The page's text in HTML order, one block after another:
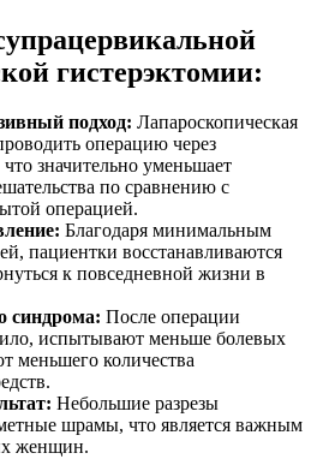
гистерэктомии:
подход: Лапароскопическая
операцию через
значительно уменьшает
по сравнению с
операцией.
Благодаря минимальным
пациентки восстанавливаются
к повседневной жизни в
синдрома: После операции
испытывают меньше болевых
меньшего количества
Небольшие разрезы
шрамы, что является важным
женщин.